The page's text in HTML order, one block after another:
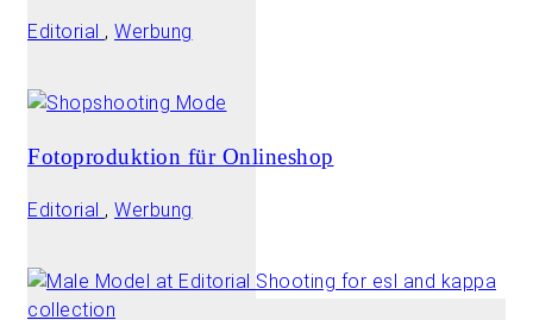
Editorial , Werbung
Fotoproduktion für Onlineshop
Editorial , Werbung